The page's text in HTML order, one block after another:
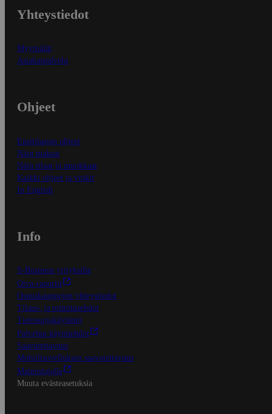
Yhteystiedot
Myymälät
Asiakaspalvelu
Ohjeet
Ensitilaajan ohjeet
Näin maksat
Näin tilaat ja muokkaat
Kaikki ohjeet ja vinkit
In English
Info
S-Business yrityksille
Oiva-raportit
Osuuskauppojen yhteystiedot
Tilaus- ja toimitusehdot
Tietosuojakäytäntö
Palvelun käyttöehdot
Saavutettavuus
Mobiilisovelluksen saavutettavuus
Mainostajalle
Muuta evästeasetuksia